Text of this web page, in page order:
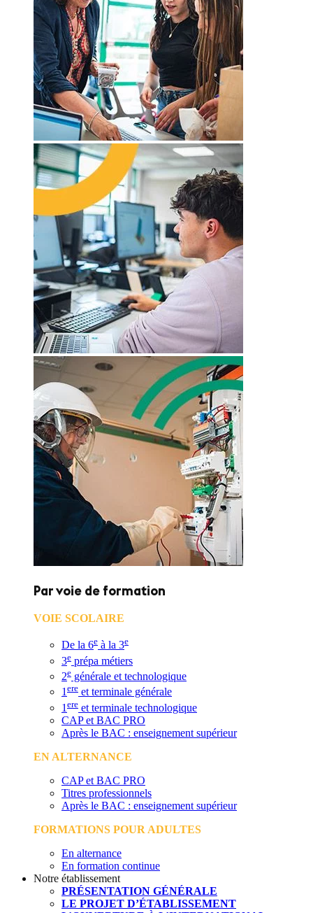
Par voie de formation
VOIE SCOLAIRE
De la 6e à la 3e
3e prépa métiers
2e générale et technologique
1 ere et terminale générale
1 ere et terminale technologique
CAP et BAC PRO
Après le BAC : enseignement supérieur
EN ALTERNANCE
CAP et BAC PRO
Titres professionnels
Après le BAC : enseignement supérieur
FORMATIONS POUR ADULTES
En alternance
En formation continue
Notre établissement
PRÉSENTATION GÉNÉRALE
LE PROJET D’ÉTABLISSEMENT